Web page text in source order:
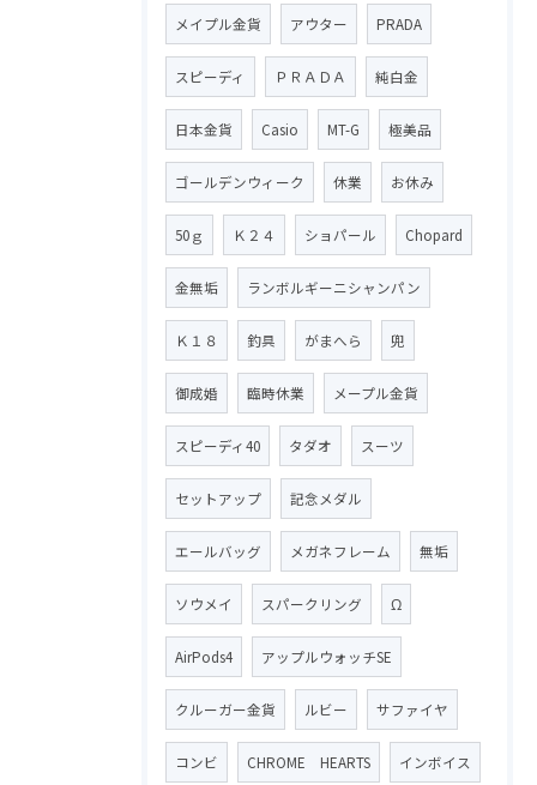
メイプル金貨 アウター PRADA
スピーディ ＰＲＡＤＡ 純白金
日本金貨 Casio MT-G 極美品
ゴールデンウィーク 休業 お休み
50ｇ Ｋ２４ ショパール Chopard
金無垢 ランボルギーニシャンパン
Ｋ１８ 釣具 がまへら 兜
御成婚 臨時休業 メープル金貨
スピーディ40 タダオ スーツ
セットアップ 記念メダル
エールバッグ メガネフレーム 無垢
ソウメイ スパークリング Ω
AirPods4 アップルウォッチSE
クルーガー金貨 ルビー サファイヤ
コンビ CHROME HEARTS インボイス